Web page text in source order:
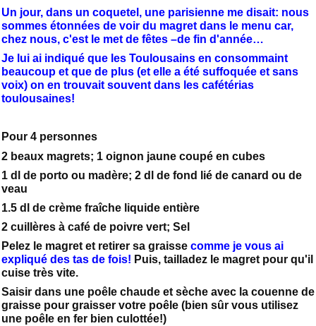
Un jour, dans un coquetel, une parisienne me disait: nous
sommes étonnées de voir du magret dans le menu car,
chez nous, c'est le met de fêtes –de fin d'année…
Je lui ai indiqué que les Toulousains en consommaint
beaucoup et que de plus (et elle a été suffoquée et sans
voix) on en trouvait souvent dans les cafétérias
toulousaines!
Pour 4 personnes
2 beaux magrets; 1 oignon jaune coupé en cubes
1 dl de porto ou madère; 2 dl de fond lié de canard ou de
veau
1.5 dl de crème fraîche liquide entière
2 cuillères à café de poivre vert; Sel
Pelez le magret et retirer sa graisse comme je vous ai
expliqué des tas de fois! Puis, tailladez le magret pour qu'il
cuise très vite.
Saisir dans une poêle chaude et sèche avec la couenne de
graisse pour graisser votre poêle (bien sûr vous utilisez
une poêle en fer bien culottée!)